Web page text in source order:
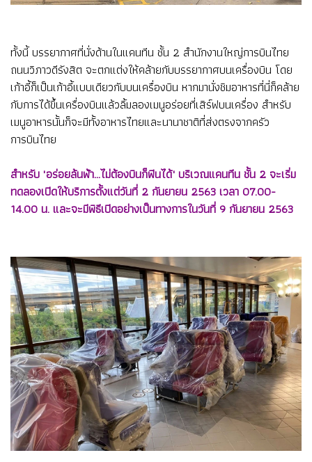
ทั้งนี้ บรรยากาศที่นั่งด้านในแคนทีน ชั้น 2 สำนักงานใหญ่การบินไทย
ถนนวิภาวดีรังสิต จะตกแต่งให้คล้ายกับบรรยากาศบนเครื่องบิน โดย
เก้าอี้ก็เป็นเก้าอี้แบบเดียวกับบนเครื่องบิน หากมานั่งชิมอาหารที่นี่ก็คล้าย
กับการได้ขึ้นเครื่องบินแล้วลิ้มลองเมนูอร่อยที่เสิร์ฟบนเครื่อง สำหรับ
เมนูอาหารนั้นก็จะมีทั้งอาหารไทยและนานาชาติที่ส่งตรงจากครัว
การบินไทย
สำหรับ "อร่อยล้นฟ้า...ไม่ต้องบินก็ฟินได้" บริเวณแคนทีน ชั้น 2 จะเริ่ม
ทดลองเปิดให้บริการตั้งแต่วันที่ 2 กันยายน 2563 เวลา 07.00-
14.00 น. และจะมีพิธีเปิดอย่างเป็นทางการในวันที่ 9 กันยายน 2563